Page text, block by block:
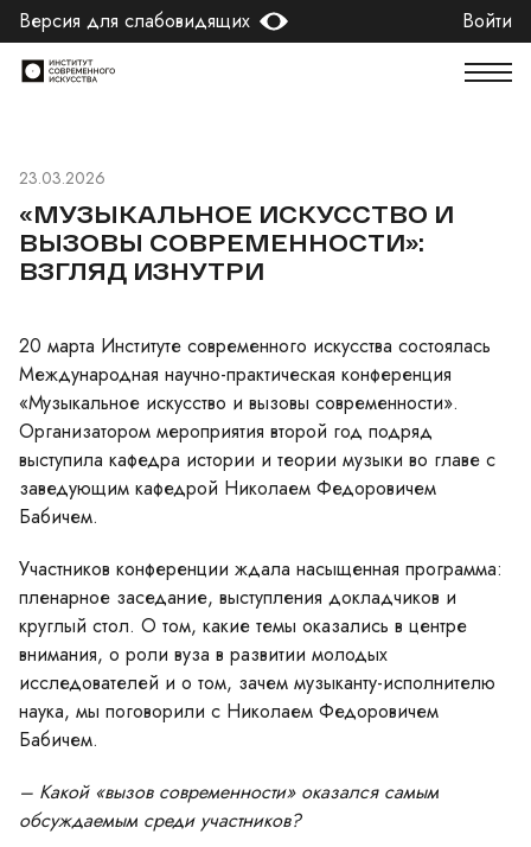
Версия для слабовидящих Войти
23.03.2026
«МУЗЫКАЛЬНОЕ ИСКУССТВО И
ВЫЗОВЫ СОВРЕМЕННОСТИ»:
ВЗГЛЯД ИЗНУТРИ
20 марта Институте современного искусства состоялась
Международная научно-практическая конференция
«Музыкальное искусство и вызовы современности».
Организатором мероприятия второй год подряд
выступила кафедра истории и теории музыки во главе с
заведующим кафедрой Николаем Федоровичем
Бабичем.
Участников конференции ждала насыщенная программа:
пленарное заседание, выступления докладчиков и
круглый стол. О том, какие темы оказались в центре
внимания, о роли вуза в развитии молодых
исследователей и о том, зачем музыканту-исполнителю
наука, мы поговорили с Николаем Федоровичем
Бабичем.
– Какой «вызов современности» оказался самым
обсуждаемым среди участников?